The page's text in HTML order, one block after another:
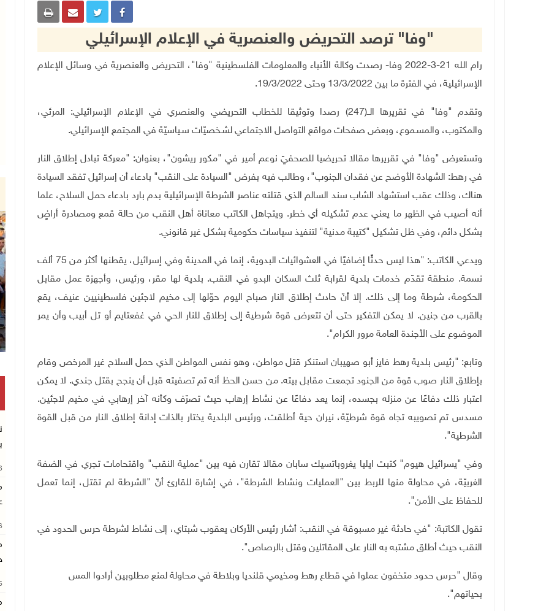
"وفا" ترصد التحريض والعنصرية في الإعلام الإسرائيلي
رام الله 21-3-2022 وفا- رصدت وكالة الأنباء والمعلومات الفلسطينية "وفا"، التحريض والعنصرية في وسائل الإعلام
الإسرائيلية، في الفترة ما بين 13/3/2022 وحتى 19/3/2022
.
وتقدم "وفا" في تقريرها الــ(247) رصدا وتوثيقا للخطاب التحريضي والعنصري في الإعلام الإسرائيلي: المرئي،
والمكتوب، والمسـموع، وبعض صفحات مواقع التواصل الاجتماعي لشـخصيّات سـياسيّة في المجتمع الإسرائيلي.
وتستعرض "وفا" في تقريرها مقالا تحريضيا للصحفيّ نوعم أمير في "مكور ريشون"، بعنوان: "معركة تبادل إطلاق النار
في رهط: الشهادة الأوضح عن فقدان الجنوب"، وطالب فيه بفرض "السيادة على النقب" بادعاء أن إسرائيل تفقد السيادة
هناك، وذلك عقب استشهاد الشاب سند السالم الذي قتلته عناصر الشرطة الإسرائيلية بدم بارد بادعاء حمل السلاح، علما
أنه أصيب في الظهر ما يعني عدم تشكيله أي خطر. ويتجاهل الكاتب معاناة أهل النقب من حالة قمع ومصادرة أراضٍ
بشكل دائم، وفي ظل تشكيل "كتيبة مدنية" لتنفيذ سياسات حكومية بشكل غير قانوني.
ويدعي الكاتب: "هذا ليس حدثًا إضافيًا في العشوائيات البدوية، إنما في المدينة وفي إسرائيل، يقطنها أكثر من 75 ألف
نسمة. منطقة تقدّم خدمات بلدية لقرابة ثلث السكان البدو في النقب. بلدية لها مقر، ورئيس، وأجهزة عمل مقابل
الحكومة، شرطة وما إلى ذلك. إلا أنّ حادث إطلاق النار صباح اليوم حوّلها إلى مخيم لاجئين فلسطينيين عنيف، يقع
بالقرب من جنين. لا يمكن التفكير حتى أن تتعرض قوة شرطية إلى إطلاق للنار الحي في غفعتايم أو تل أبيب وأن يمر
الموضوع على الأجندة العامة مرور الكرام".
وتابع: "رئيس بلدية رهط فايز أبو صهيبان استنكر قتل مواطن، وهو نفس المواطن الذي حمل السلاح غير المرخص وقام
بإطلاق النار صوب قوة من الجنود تجمعت مقابل بيته. من حسن الحظ أنه تم تصفيته قبل أن ينجح بقتل جندي. لا يمكن
اعتبار ذلك دفاعًا عن منزله بجسده، إنما يعد دفاعًا عن نشاط إرهاب حيث تصرّف وكأنه آخر إرهابي في مخيم لاجئين.
مسدس تم تصويبه تجاه قوة شرطيّة، نيران حية أطلقت، ورئيس البلدية يختار بالذات إدانة إطلاق النار من قبل القوة
الشرطية".
وفي "يسرائيل هيوم" كتبت ايليا يغروباتسيك سابان مقالا تقارن فيه بين "عملية النقب" واقتحامات تجري في الضفة
الغربيّة، في محاولة منها للربط بين "العمليات ونشاط الشرطة"، في إشارة للقارئ أنّ "الشرطة لم تقتل، إنما تعمل
للحفاظ على الأمن".
تقول الكاتبة: "في حادثة غير مسبوقة في النقب: أشار رئيس الأركان يعقوب شبتاي، إلى نشاط لشرطة حرس الحدود في
النقب حيث أطلق مشتبه به النار على المقاتلين وقتل بالرصاص".
وقال "حرس حدود متخفون عملوا في قطاع رهط ومخيمي قلنديا وبلاطة في محاولة لمنع مطلوبين أرادوا المس
بحياتهم".